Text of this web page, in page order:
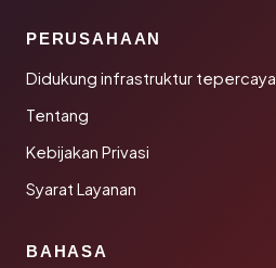
PERUSAHAAN
Didukung infrastruktur tepercaya
Tentang
Kebijakan Privasi
Syarat Layanan
BAHASA